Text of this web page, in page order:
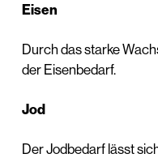
Eisen
Durch das starke
der Eisenbedarf.
Jod
Der Jodbedarf lässt